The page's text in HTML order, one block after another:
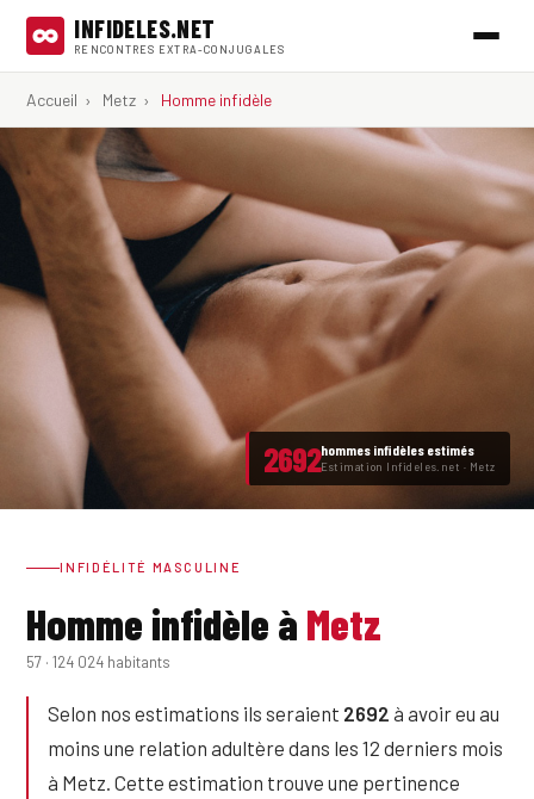
INFIDELES.NET
RENCONTRES EXTRA-CONJUGALES
Accueil › Metz › Homme infidèle
2692hommes infidèles estimés
Estimation Infideles.net · Metz
INFIDÉLITÉ MASCULINE
Homme infidèle à Metz
57 · 124 024 habitants
Selon nos estimations ils seraient 2692 à avoir eu au
moins une relation adultère dans les 12 derniers mois
à Metz. Cette estimation trouve une pertinence